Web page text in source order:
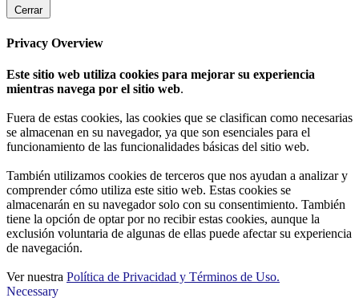
Cerrar
Privacy Overview
Este sitio web utiliza cookies para mejorar su experiencia
mientras navega por el sitio web.
Fuera de estas cookies, las cookies que se clasifican como necesarias
se almacenan en su navegador, ya que son esenciales para el
funcionamiento de las funcionalidades básicas del sitio web.
También utilizamos cookies de terceros que nos ayudan a analizar y
comprender cómo utiliza este sitio web. Estas cookies se
almacenarán en su navegador solo con su consentimiento. También
tiene la opción de optar por no recibir estas cookies, aunque la
exclusión voluntaria de algunas de ellas puede afectar su experiencia
de navegación.
Ver nuestra Política de Privacidad y Términos de Uso.
Necessary